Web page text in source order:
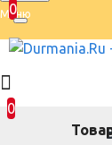
0
0